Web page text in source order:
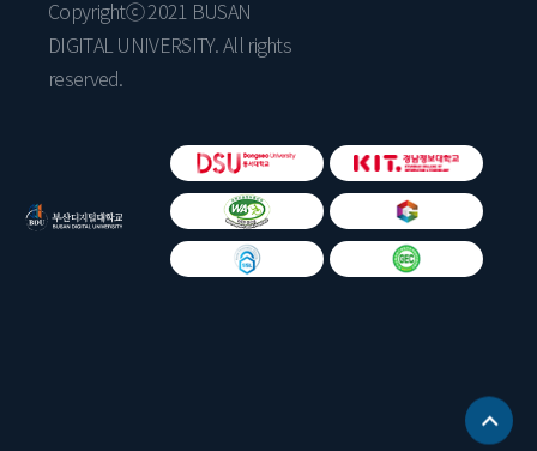
Copyrightⓒ 2021 BUSAN
DIGITAL UNIVERSITY. All rights
reserved.